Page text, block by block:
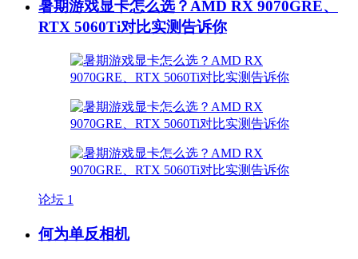
暑期游戏显卡怎么选？AMD RX 9070GRE、
RTX 5060Ti对比实测告诉你
论坛 1
何为单反相机